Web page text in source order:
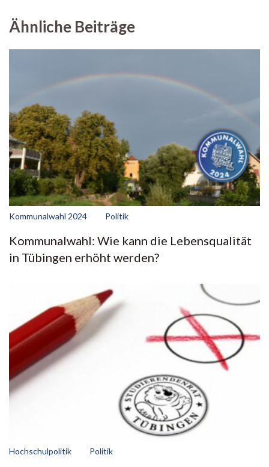
Ähnliche Beiträge
Kommunalwahl 2024 Politik
Kommunalwahl: Wie kann die Lebensqualität
in Tübingen erhöht werden?
Hochschulpolitik Politik